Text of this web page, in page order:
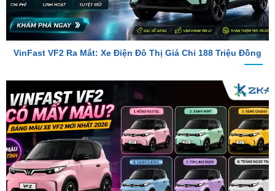
VinFast VF2 Ra Mắt: Xe Điện Đô Thị Giá Chỉ 188 Triệu Đồng